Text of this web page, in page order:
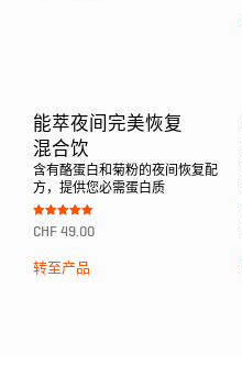
能萃夜间完美恢复
混合饮
含有酪蛋白和菊粉的夜间恢复配
方，提供您必需蛋白质
Bewertet mit
5.00
CHF 49.00
转至产品